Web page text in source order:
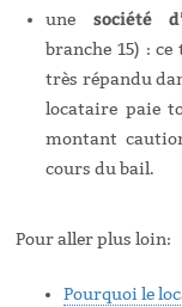
une société
branche 15) :
très répandu
locataire paie
montant
cours du bail.
Pour aller plus loin:
Pourquoi le